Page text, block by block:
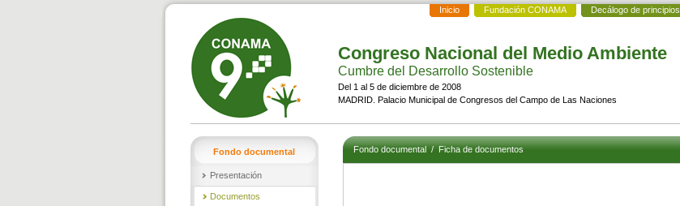
Inicio Fundación CONAMA Decálogo de principios
Congreso Nacional del Medio Ambiente
Cumbre del Desarrollo Sostenible
Del 1 al 5 de diciembre de 2008
MADRID. Palacio Municipal de Congresos del Campo de Las Naciones
Fondo documental
Presentación
Documentos
Fondo documental/Ficha de documentos